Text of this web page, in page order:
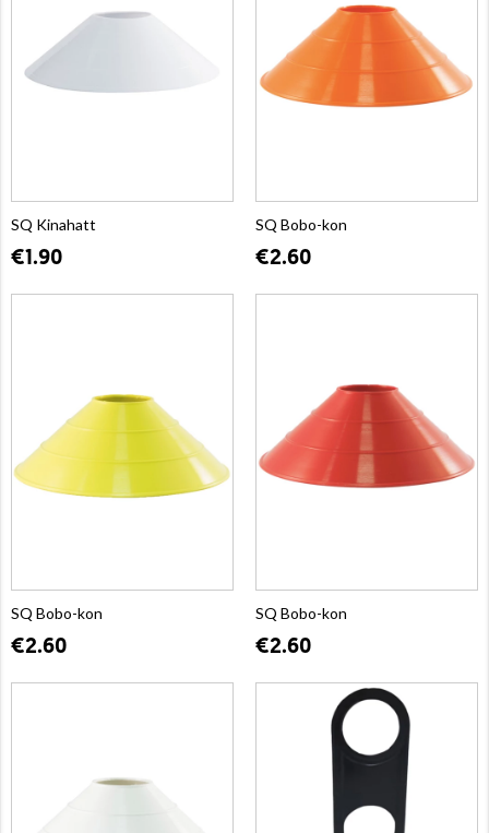
SQ Kinahatt
€1.90
SQ Bobo-kon
€2.60
SQ Bobo-kon
€2.60
SQ Bobo-kon
€2.60